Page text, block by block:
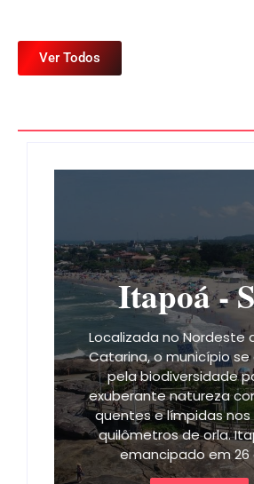
Ver Todos
Itapoá -
Localizada no Nordeste
Catarina, o município
pela biodiversidade
exuberante natureza
quentes e límpidas nos
quilômetros de orla.
emancipado em 26